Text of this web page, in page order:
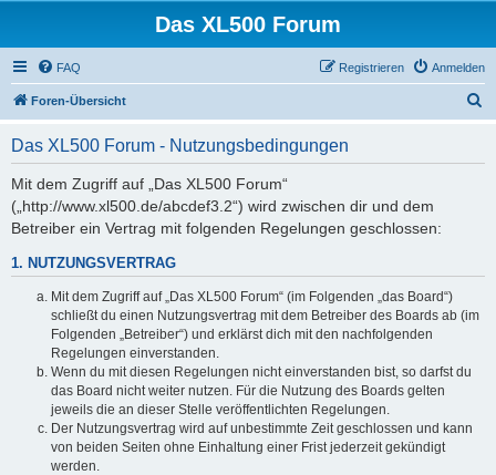
Das XL500 Forum
FAQ Anmelden
Registrieren
Foren-Übersicht
Das XL500 Forum - Nutzungsbedingungen
Mit dem Zugriff auf „Das XL500 Forum“
(„http://www.xl500.de/abcdef3.2“) wird zwischen dir und dem
Betreiber ein Vertrag mit folgenden Regelungen geschlossen:
1. NUTZUNGSVERTRAG
Mit dem Zugriff auf „Das XL500 Forum“ (im Folgenden „das Board“)
schließt du einen Nutzungsvertrag mit dem Betreiber des Boards ab (im
Folgenden „Betreiber“) und erklärst dich mit den nachfolgenden
Regelungen einverstanden.
Wenn du mit diesen Regelungen nicht einverstanden bist, so darfst du
das Board nicht weiter nutzen. Für die Nutzung des Boards gelten
jeweils die an dieser Stelle veröffentlichten Regelungen.
Der Nutzungsvertrag wird auf unbestimmte Zeit geschlossen und kann
von beiden Seiten ohne Einhaltung einer Frist jederzeit gekündigt
werden.